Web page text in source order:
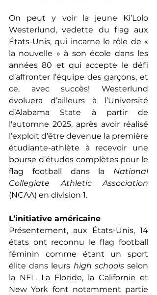
On peut y voir la jeune Ki’Lolo
Westerlund, vedette du flag aux
États-Unis, qui incarne le rôle de
la nouvelle » à son école dans les
années 80 et qui accepte le défi
d’affronter l’équipe des garçons, et
ce, avec succès! Westerlund
évoluera d’ailleurs à l’Université
d’Alabama State à partir de
l'automne 2025, après avoir réalisé
l’exploit d’être devenue la première
étudiante-athlète à recevoir une
bourse d’études complètes pour le
flag football dans la National
Collegiate Athletic Association
(NCAA) en division 1.
L’initiative américaine
Présentement, aux États-Unis, 14
états ont reconnu le flag football
féminin comme étant un sport
élite dans leurs high schools selon
la NFL. La Floride, la Californie et
New York font notamment partie